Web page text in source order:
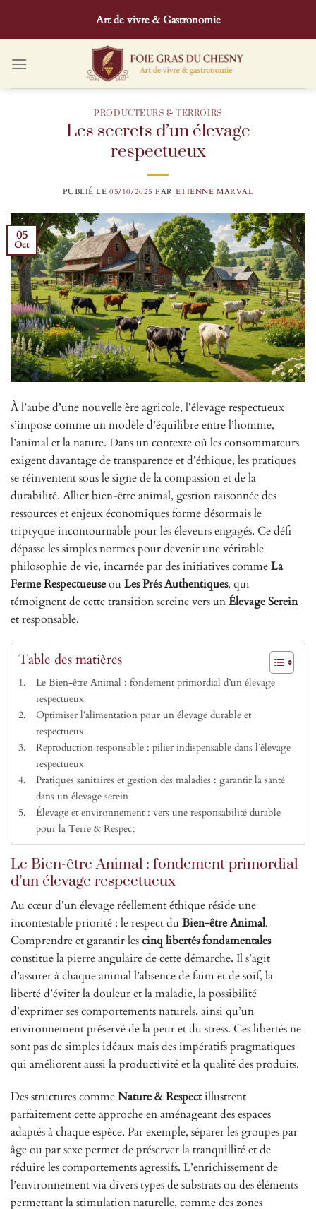
contenu
Art de vivre & Gastronomie
PRODUCTEURS & TERROIRS
Les secrets d’un élevage
respectueux
PUBLIÉ LE05/10/2025 PAR ETIENNE MARVAL
05
Oct
À l’aube d’une nouvelle ère agricole, l’élevage respectueux
s’impose comme un modèle d’équilibre entre l’homme,
l’animal et la nature. Dans un contexte où les consommateurs
exigent davantage de transparence et d’éthique, les pratiques
se réinventent sous le signe de la compassion et de la
durabilité. Allier bien-être animal, gestion raisonnée des
ressources et enjeux économiques forme désormais le
triptyque incontournable pour les éleveurs engagés. Ce défi
dépasse les simples normes pour devenir une véritable
philosophie de vie, incarnée par des initiatives commeLa
Ferme Respectueuseou Les Prés Authentiques, qui
témoignent de cette transition sereine vers unÉlevage Serein
et responsable.
Table des matières
Le Bien-être Animal : fondement primordial d’un élevage
respectueux
Optimiser l’alimentation pour un élevage durable et
respectueux
Reproduction responsable : pilier indispensable dans l’élevage
respectueux
Pratiques sanitaires et gestion des maladies : garantir la santé
dans un élevage serein
Élevage et environnement : vers une responsabilité durable
pour la Terre & Respect
Le Bien-être Animal : fondement primordial
d’un élevage respectueux
Au cœur d’un élevage réellement éthique réside une
incontestable priorité : le respect du Bien-être Animal.
Comprendre et garantir lescinq libertés fondamentales
constitue la pierre angulaire de cette démarche. Il s’agit
d’assurer à chaque animal l’absence de faim et de soif, la
liberté d’éviter la douleur et la maladie, la possibilité
d’exprimer ses comportements naturels, ainsi qu’un
environnement préservé de la peur et du stress. Ces libertés ne
sont pas de simples idéaux mais des impératifs pragmatiques
qui améliorent aussi la productivité et la qualité des produits.
Des structures commeNature & Respectillustrent
parfaitement cette approche en aménageant des espaces
adaptés à chaque espèce. Par exemple, séparer les groupes par
âge ou par sexe permet de préserver la tranquillité et de
réduire les comportements agressifs. L’enrichissement de
l’environnement via divers types de substrats ou des éléments
permettant la stimulation naturelle, comme des zones